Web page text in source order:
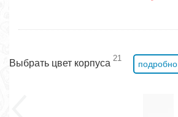
Выбрать цвет корпуса 21
подробно